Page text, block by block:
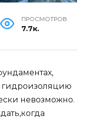
ПРОСМОТРОВ
7.7к.
гидроизоляцию
невозможно.